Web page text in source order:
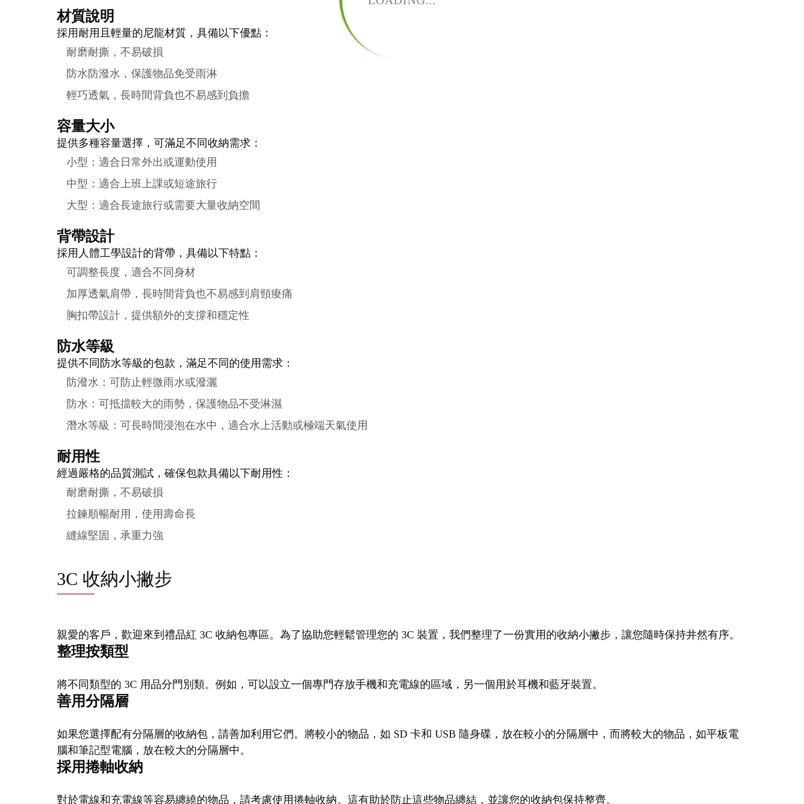
材質說明
採用耐用且輕量的尼龍材質，具備以下優點：
耐磨耐撕，不易破損
防水防潑水，保護物品免受雨淋
輕巧透氣，長時間背負也不易感到負擔
容量大小
提供多種容量選擇，可滿足不同收納需求：
小型：適合日常外出或運動使用
中型：適合上班上課或短途旅行
大型：適合長途旅行或需要大量收納空間
背帶設計
採用人體工學設計的背帶，具備以下特點：
可調整長度，適合不同身材
加厚透氣肩帶，長時間背負也不易感到肩頸痠痛
胸扣帶設計，提供額外的支撐和穩定性
防水等級
提供不同防水等級的包款，滿足不同的使用需求：
防潑水：可防止輕微雨水或潑灑
防水：可抵擋較大的雨勢，保護物品不受淋濕
潛水等級：可長時間浸泡在水中，適合水上活動或極端天氣使用
耐用性
經過嚴格的品質測試，確保包款具備以下耐用性：
耐磨耐撕，不易破損
拉鍊順暢耐用，使用壽命長
縫線堅固，承重力強
3C 收納小撇步
親愛的客戶，歡迎來到禮品紅 3C 收納包專區。為了協助您輕鬆管理您的 3C 裝置，我們整理了一份實用的收納小撇步，讓您隨時保持井然有序。
整理按類型
將不同類型的 3C 用品分門別類。例如，可以設立一個專門存放手機和充電線的區域，另一個用於耳機和藍牙裝置。
善用分隔層
如果您選擇配有分隔層的收納包，請善加利用它們。將較小的物品，如 SD 卡和 USB 隨身碟，放在較小的分隔層中，而將較大的物品，如平板電
腦和筆記型電腦，放在較大的分隔層中。
採用捲軸收納
對於電線和充電線等容易纏繞的物品，請考慮使用捲軸收納。這有助於防止這些物品纏結，並讓您的收納包保持整齊。